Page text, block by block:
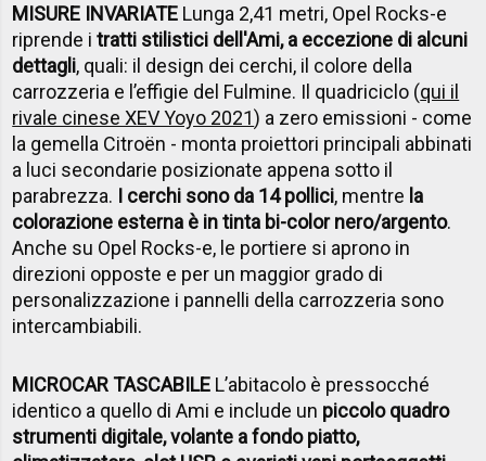
MISURE INVARIATE Lunga 2,41 metri, Opel Rocks-e
riprende itratti stilistici dell'Ami, a eccezione di alcuni
dettagli, quali: il design dei cerchi, il colore della
carrozzeria e l’effigie del Fulmine. Il quadriciclo (qui il
rivale cinese XEV Yoyo 2021) a zero emissioni - come
la gemella Citroën - monta proiettori principali abbinati
a luci secondarie posizionate appena sotto il
parabrezza. I cerchi sono da 14 pollici, mentre la
colorazione esterna è in tinta bi-color nero/argento.
Anche su Opel Rocks-e, le portiere si aprono in
direzioni opposte e per un maggior grado di
personalizzazione i pannelli della carrozzeria sono
intercambiabili.
MICROCAR TASCABILE L’abitacolo è pressocché
identico a quello di Ami e include un piccolo quadro
strumenti digitale, volante a fondo piatto,